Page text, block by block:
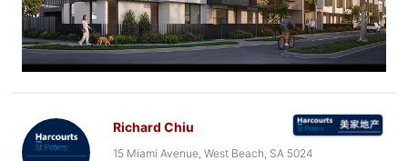
Richard Chiu
15 Miami Avenue, West Beach, SA 5024